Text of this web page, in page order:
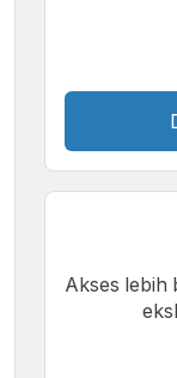
Akses lebih